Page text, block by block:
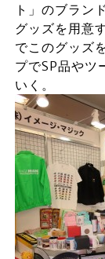
ト」のブラン
グッズを用意
でこのグッズ
プでSP品やツ
いく。